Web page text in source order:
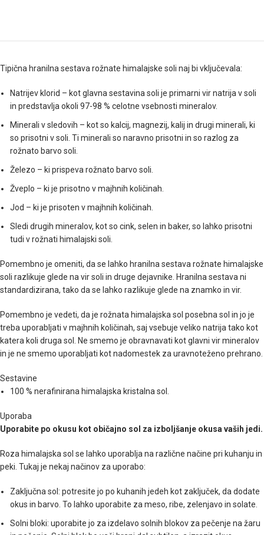
Tipična hranilna sestava rožnate himalajske soli naj bi vključevala:
Natrijev klorid – kot glavna sestavina soli je primarni vir natrija v soli
in predstavlja okoli 97-98 % celotne vsebnosti mineralov.
Minerali v sledovih – kot so kalcij, magnezij, kalij in drugi minerali, ki
so prisotni v soli. Ti minerali so naravno prisotni in so razlog za
rožnato barvo soli.
Železo – ki prispeva rožnato barvo soli.
Žveplo – ki je prisotno v majhnih količinah.
Jod – ki je prisoten v majhnih količinah.
Sledi drugih mineralov, kot so cink, selen in baker, so lahko prisotni
tudi v rožnati himalajski soli.
Pomembno je omeniti, da se lahko hranilna sestava rožnate himalajske
soli razlikuje glede na vir soli in druge dejavnike. Hranilna sestava ni
standardizirana, tako da se lahko razlikuje glede na znamko in vir.
Pomembno je vedeti, da je rožnata himalajska sol posebna sol in jo je
treba uporabljati v majhnih količinah, saj vsebuje veliko natrija tako kot
katera koli druga sol. Ne smemo je obravnavati kot glavni vir mineralov
in je ne smemo uporabljati kot nadomestek za uravnoteženo prehrano.
Sestavine
100 % nerafinirana himalajska kristalna sol.
Uporaba
Uporabite po okusu kot običajno sol za izboljšanje okusa vaših jedi.
Roza himalajska sol se lahko uporablja na različne načine pri kuhanju in
peki. Tukaj je nekaj načinov za uporabo:
Zaključna sol: potresite jo po kuhanih jedeh kot zaključek, da dodate
okus in barvo. To lahko uporabite za meso, ribe, zelenjavo in solate.
Solni bloki: uporabite jo za izdelavo solnih blokov za pečenje na žaru